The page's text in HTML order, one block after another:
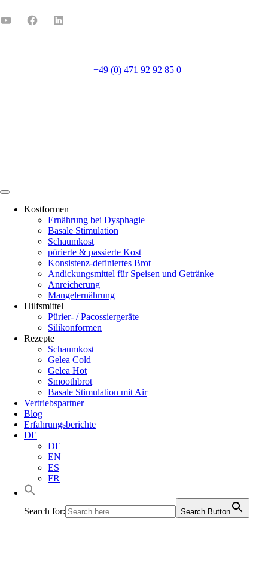
+49 (0) 471 92 92 85 0
Kostformen
Ernährung bei Dysphagie
Basale Stimulation
Schaumkost
pürierte & passierte Kost
Konsistenz-definiertes Brot
Andickungsmittel für Speisen und Getränke
Anreicherung
Mangelernährung
Hilfsmittel
Pürier- / Pacossiergeräte
Silikonformen
Rezepte
Schaumkost
Gelea Cold
Gelea Hot
Smoothbrot
Basale Stimulation mit Air
Vertriebspartner
Blog
Erfahrungsberichte
DE
DE
EN
ES
FR
Search for: Search Button